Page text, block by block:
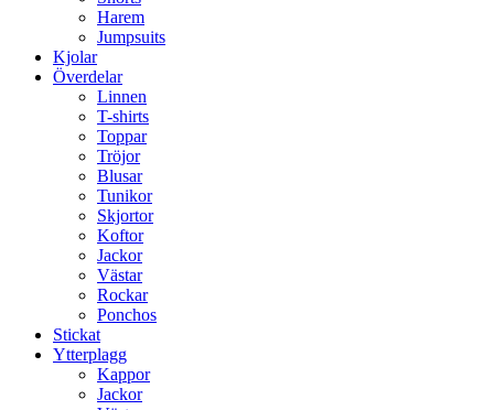
Harem
Jumpsuits
Kjolar
Överdelar
Linnen
T-shirts
Toppar
Tröjor
Blusar
Tunikor
Skjortor
Koftor
Jackor
Västar
Rockar
Ponchos
Stickat
Ytterplagg
Kappor
Jackor